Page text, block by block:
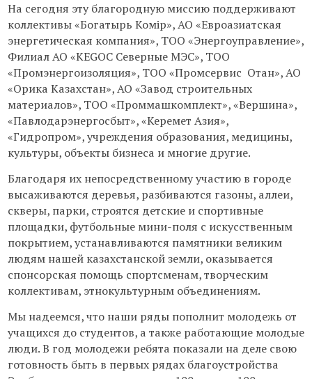
На сегодня эту благородную миссию поддерживают
коллективы «Богатырь Комір», АО «Евроазиатская
энергетическая компания», ТОО «Энергоуправление»,
Филиал АО «KEGOC Северные МЭС», ТОО
«Промэнергоизоляция», ТОО «Промсервис Отан», АО
«Орика Казахстан», АО «Завод строительных
материалов», ТОО «Проммашкомплект», «Вершина»,
«Павлодарэнергосбыт», «Керемет Азия»,
«Гидропром», учреждения образования, медицины,
культуры, объекты бизнеса и многие другие.
Благодаря их непосредственному участию в городе
высаживаются деревья, разбиваются газоны, аллеи,
скверы, парки, строятся детские и спортивные
площадки, футбольные мини-поля с искусственным
покрытием, устанавливаются памятники великим
людям нашей казахстанской земли, оказывается
спонсорская помощь спортсменам, творческим
коллективам, этнокультурным объединениям.
Мы надеемся, что наши ряды пополнит молодежь от
учащихся до студентов, а также работающие молодые
люди. В год молодежи ребята показали на деле свою
готовность быть в первых рядах благоустройства